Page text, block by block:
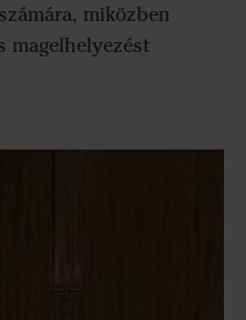
miközben
magelhelyezést